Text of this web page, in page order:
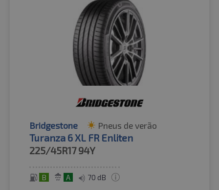
Bridgestone Pneus de verão
Turanza 6 XL FR Enliten
225/45R17 94Y
B A 70 dB